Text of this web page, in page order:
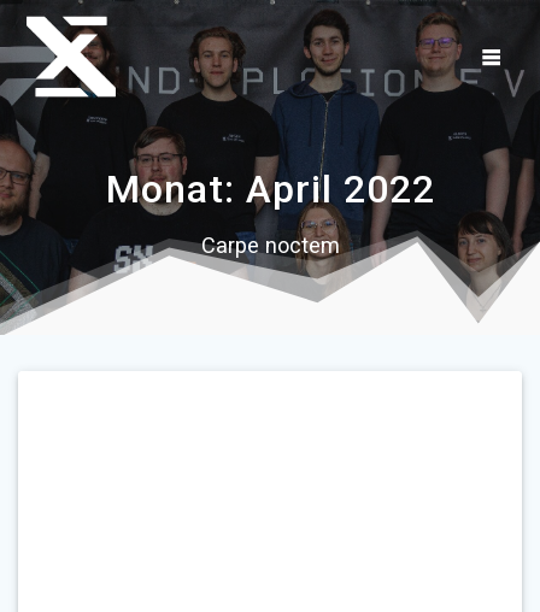
Zum
springen
Monat: April 2022
Carpe noctem